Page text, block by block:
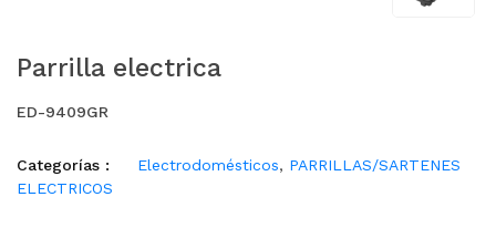
Parrilla electrica
ED-9409GR
Categorías : Electrodomésticos, PARRILLAS/SARTENES
ELECTRICOS